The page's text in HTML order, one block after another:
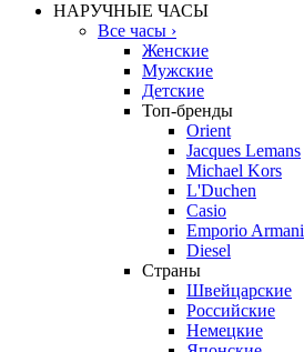
НАРУЧНЫЕ ЧАСЫ
Все часы ›
Женские
Мужские
Детские
Топ-бренды
Orient
Jacques Lemans
Michael Kors
L'Duchen
Casio
Emporio Armani
Diesel
Страны
Швейцарские
Российские
Немецкие